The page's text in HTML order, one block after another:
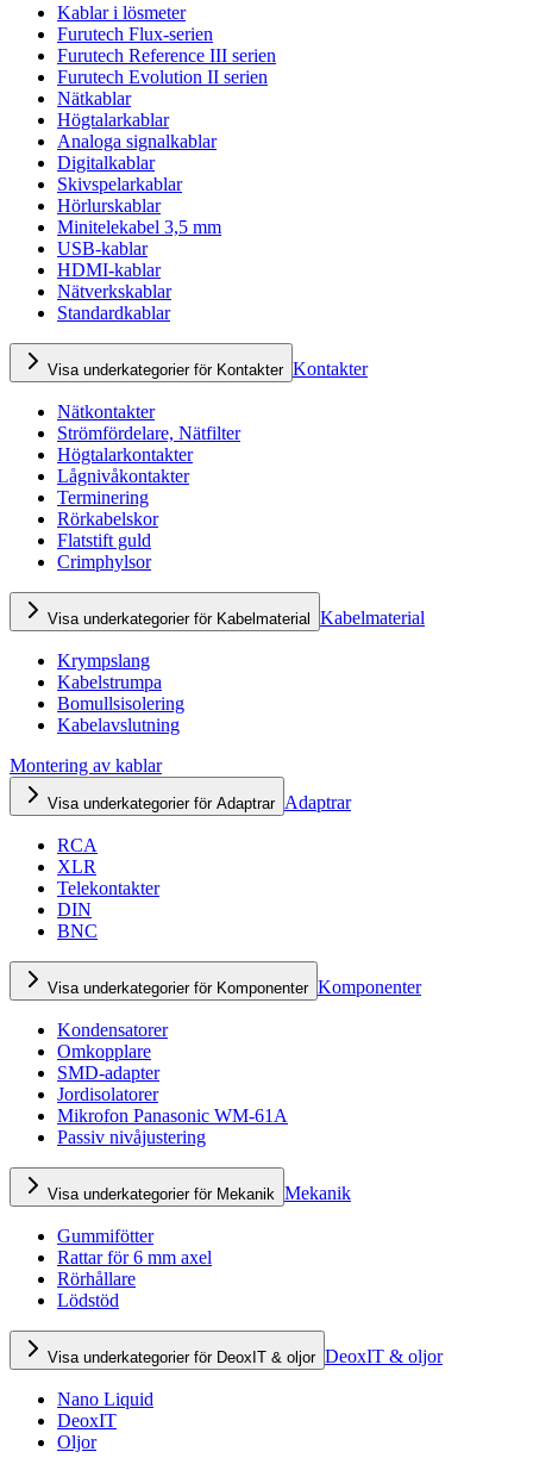
Kablar i lösmeter
Furutech Flux-serien
Furutech Reference III serien
Furutech Evolution II serien
Nätkablar
Högtalarkablar
Analoga signalkablar
Digitalkablar
Skivspelarkablar
Hörlurskablar
Minitelekabel 3,5 mm
USB-kablar
HDMI-kablar
Nätverkskablar
Standardkablar
Visa underkategorier för Kontakter Kontakter
Nätkontakter
Strömfördelare, Nätfilter
Högtalarkontakter
Lågnivåkontakter
Terminering
Rörkabelskor
Flatstift guld
Crimphylsor
Visa underkategorier för Kabelmaterial Kabelmaterial
Krympslang
Kabelstrumpa
Bomullsisolering
Kabelavslutning
Montering av kablar
Visa underkategorier för Adaptrar Adaptrar
RCA
XLR
Telekontakter
DIN
BNC
Visa underkategorier för Komponenter Komponenter
Kondensatorer
Omkopplare
SMD-adapter
Jordisolatorer
Mikrofon Panasonic WM-61A
Passiv nivåjustering
Visa underkategorier för Mekanik Mekanik
Gummifötter
Rattar för 6 mm axel
Rörhållare
Lödstöd
Visa underkategorier för DeoxIT & oljor DeoxIT & oljor
Nano Liquid
DeoxIT
Oljor